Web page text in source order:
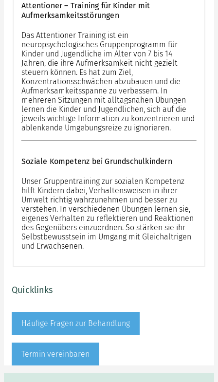
Attentioner – Training für Kinder mit
Aufmerksamkeitsstörungen
Das Attentioner Training ist ein
neuropsychologisches Gruppenprogramm für
Kinder und Jugendliche im Alter von 7 bis 14
Jahren, die ihre Aufmerksamkeit nicht gezielt
steuern können. Es hat zum Ziel,
Konzentrationsschwächen abzubauen und die
Aufmerksamkeitsspanne zu verbessern. In
mehreren Sitzungen mit alltagsnahen Übungen
lernen die Kinder und Jugendlichen, sich auf die
jeweils wichtige Information zu konzentrieren und
ablenkende Umgebungsreize zu ignorieren.
Soziale Kompetenz bei Grundschulkindern
Unser Gruppentraining zur sozialen Kompetenz
hilft Kindern dabei, Verhaltensweisen in ihrer
Umwelt richtig wahrzunehmen und besser zu
verstehen. In verschiedenen Übungen lernen sie,
eigenes Verhalten zu reflektieren und Reaktionen
des Gegenübers einzuordnen. So stärken sie ihr
Selbstbewusstsein im Umgang mit Gleichaltrigen
und Erwachsenen.
Quicklinks
Häufige Fragen zur Behandlung
Termin vereinbaren